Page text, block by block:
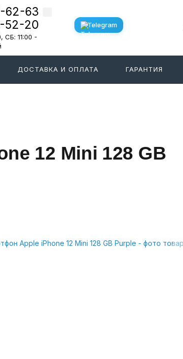
62-63
52-20
СБ: 11:00 -
Telegram
ДОСТАВКА И ОПЛАТА ГАРАНТИЯ
12 Mini 128 GB